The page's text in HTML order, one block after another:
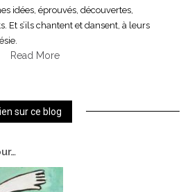
idées, éprouvés, découvertes,
Et s’ils chantent et dansent, à leurs
Read More
sur ce blog